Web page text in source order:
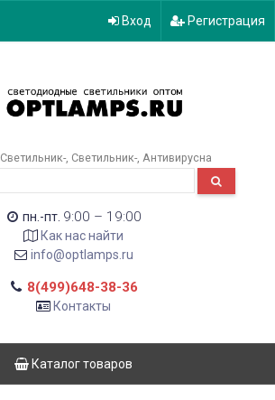
Вход Регистрация
Светильник- Светильник- Антивирусна
пн.-пт. 9:00 – 19:00
Как нас найти
info@optlamps.ru
8(499)648-38-36
Контакты
Каталог товаров